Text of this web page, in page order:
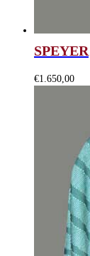
SPEYER
€1.650,00